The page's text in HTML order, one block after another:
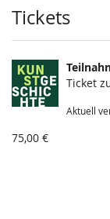
Produkte
Tickets
Ticket
Aktuell
75,00 €